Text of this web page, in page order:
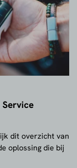
Service
dit overzicht van
oplossing die bij